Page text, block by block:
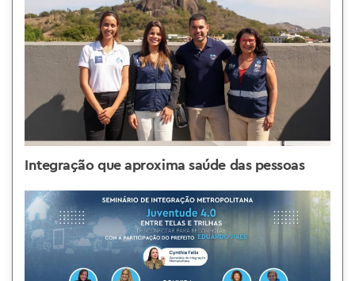
Integração que aproxima saúde das pessoas